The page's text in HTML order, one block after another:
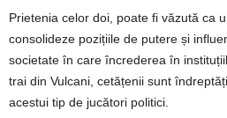
Prietenia celor doi, poate fi văzută ca
consolideze pozițiile de putere și
societate în care încrederea în
trai din Vulcani, cetățenii sunt
acestui tip de jucători politici.